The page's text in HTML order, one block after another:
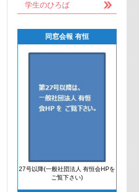
学生のひろば
同窓会報 有恒
27号以降(一般社団法人 有恒会HPを
ご覧下さい)